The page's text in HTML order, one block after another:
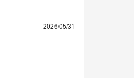
2026/05/31